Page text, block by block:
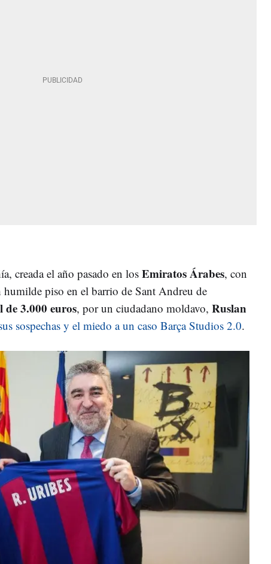
creada el año pasado en losEmiratos Árabes, con
humilde piso en el barrio de Sant Andreu de
de 3.000 euros, por un ciudadano moldavo, Ruslan
sospechas y el miedo a un caso Barça Studios 2.0.